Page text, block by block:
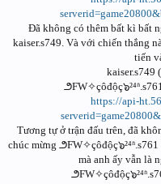
Đã không có thêm bất kì bất
kaiser.s749. Và với chiến thắng
tiến
kaiser.s749
౨FW✧çôđộç๖
https://api-
Tương tự ở trận đấu trên, đã
chúc mừng ౨FW✧çôđộç๖
mà anh ấy vẫn là
౨FW✧çôđộç๖